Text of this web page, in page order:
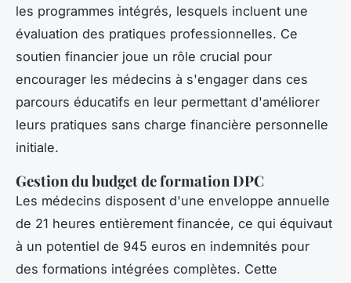
les programmes intégrés, lesquels incluent une
évaluation des pratiques professionnelles. Ce
soutien financier joue un rôle crucial pour
encourager les médecins à s'engager dans ces
parcours éducatifs en leur permettant d'améliorer
leurs pratiques sans charge financière personnelle
initiale.
Gestion du budget de formation DPC
Les médecins disposent d'une enveloppe annuelle
de 21 heures entièrement financée, ce qui équivaut
à un potentiel de 945 euros en indemnités pour
des formations intégrées complètes. Cette